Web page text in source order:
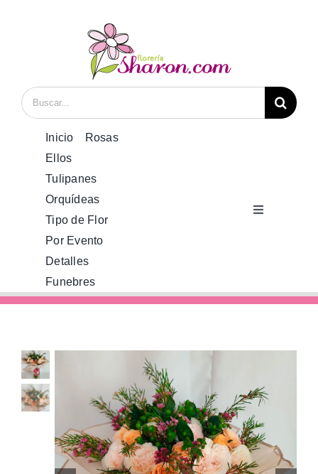
Buscar:
Toggle
Rosas
Tulipanes
Orquídeas
Inicio
Rosas
Ellos
Tulipanes
Orquídeas
Tipo de Flor
Por Evento
Detalles
Funebres